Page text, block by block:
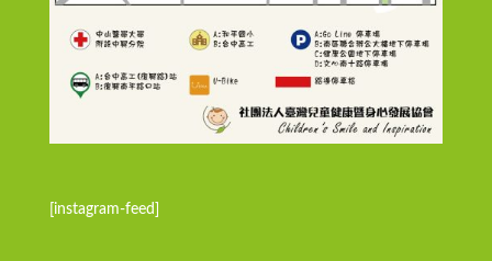
[instagram-feed]